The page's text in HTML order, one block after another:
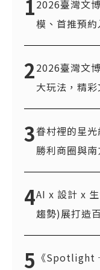
12026臺灣文
模、首推預約
22026臺灣文
大玩法，精
3眷村裡的星
勝利商圈與
4AI x 設計 x
趨勢)展打造
5 《Spotlight